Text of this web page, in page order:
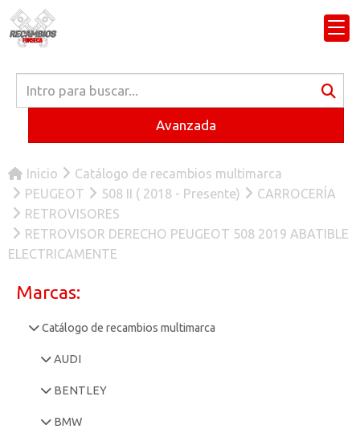
Avanzada
Inicio
Catálogo de recambios multimarca
PEUGEOT
508 II ( 2018 - Presente)
CARROCERÍA
RETROVISORES
RETROVISOR DERECHO PEUGEOT 508 2019 ABATIBLE
ELECTRICAMENTE
Marcas:
Catálogo de recambios multimarca
AUDI
BENTLEY
BMW